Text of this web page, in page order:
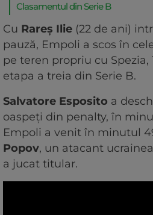
Clasamentul din Serie B
Cu Rareș Ilie (22 de ani)
pauză, Empoli a scos în
pe teren propriu cu Spezia,
etapa a treia din Serie B.
Salvatore Esposito a
oaspeți din penalty, în
Empoli a venit în minutul
Popov, un atacant
a jucat titular.